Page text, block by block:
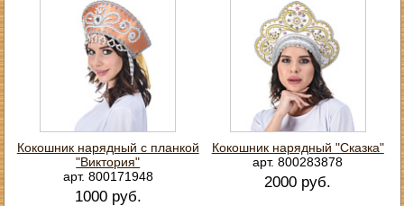
Кокошник нарядный с планкой
"Виктория"
арт. 800171948
1000 руб.
Кокошник нарядный "Сказка"
арт. 800283878
2000 руб.